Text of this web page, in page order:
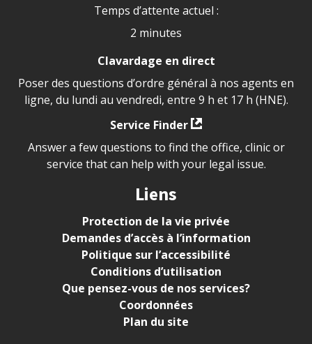
Temps d’attente actuel :
2 minutes
Clavardage en direct
Poser des questions d’ordre général à nos agents en
ligne, du lundi au vendredi, entre 9 h et 17 h (HNE).
Service Finder
Answer a few questions to find the office, clinic or
service that can help with your legal issue.
Liens
Protection de la vie privée
Demandes d’accès à l’information
Politique sur l’accessibilité
Conditions d’utilisation
Que pensez-vous de nos services?
Coordonnées
Plan du site